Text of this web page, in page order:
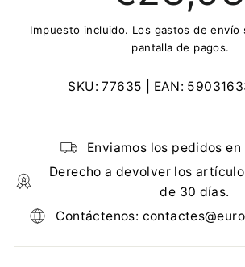
Impuesto incluido. Los gastos de envío
pantalla de pagos.
SKU:77635 | EAN:
Enviamos los pedidos en
Derecho a devolver los
de 30 días.
Contáctenos: